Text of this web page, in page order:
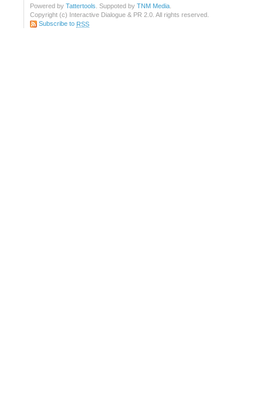
Powered by Tattertools . Suppoted by TNM Media
Copyright (c) Interactive Dialogue & PR 2.0. All rights reserved.
Subscribe to RSS